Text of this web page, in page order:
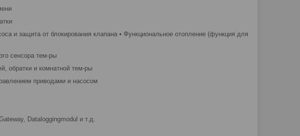
и защита от блокирования клапана • Функциональное отопление (функция для
сенсора тем-ры
обратки и комнатной тем-ры
приводами и насосом
Dataloggingmodul и т.д.